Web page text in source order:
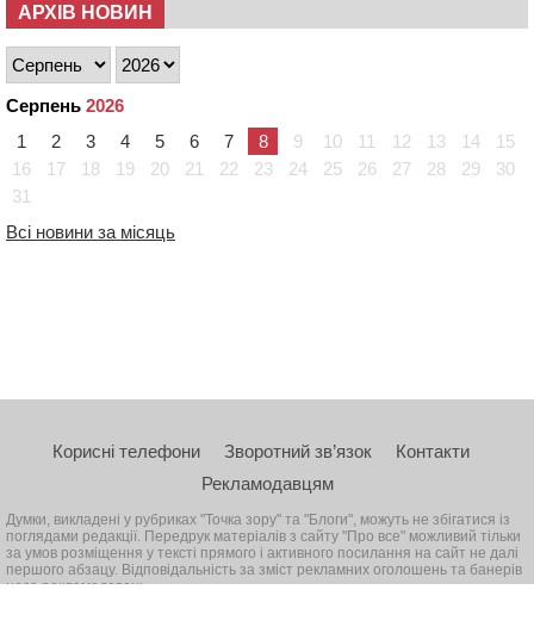
АРХІВ НОВИН
Серпень 2026
1
2 3 4 5 6 7 8 9 10 11 12 13 14
15
16
17 18 19 20 21 22 23 24 25 26 27 28 29
30
31
Всі новини за місяць
Корисні телефони Зворотний зв’язок
Контакти
Рекламодавцям
Думки, викладені у рубриках "Точка зору" та "Блоги", можуть не збігатися із
поглядами редакції. Передрук матеріалів з сайту "Про все" можливий тільки
за умов розміщення у тексті прямого і активного посилання на сайт не далі
першого абзацу. Відповідальність за зміст рекламних оголошень та банерів
несе рекламодавець